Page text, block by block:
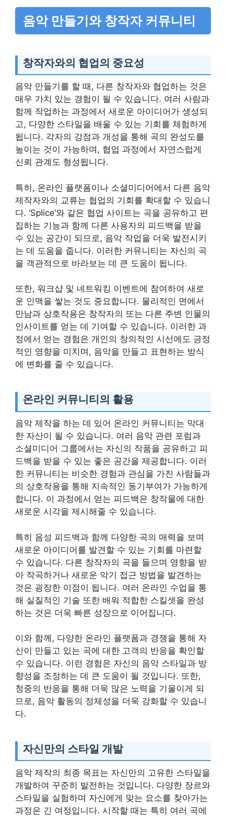
음악 만들기와 창작자 커뮤니티
창작자와의 협업의 중요성
음악 만들기를 할 때, 다른 창작자와 협업하는 것은
매우 가치 있는 경험이 될 수 있습니다. 여러 사람과
함께 작업하는 과정에서 새로운 아이디어가 생성되
고, 다양한 스타일을 배울 수 있는 기회를 체험하게
됩니다. 각자의 강점과 개성을 통해 곡의 완성도를
높이는 것이 가능하며, 협업 과정에서 자연스럽게
신뢰 관계도 형성됩니다.
특히, 온라인 플랫폼이나 소셜미디어에서 다른 음악
제작자와의 교류는 협업의 기회를 확대할 수 있습니
다. ‘Splice’와 같은 협업 사이트는 곡을 공유하고 편
집하는 기능과 함께 다른 사용자의 피드백을 받을
수 있는 공간이 되므로, 음악 작업을 더욱 발전시키
는 데 도움을 줍니다. 이러한 커뮤니티는 자신의 곡
을 객관적으로 바라보는 데 큰 도움이 됩니다.
또한, 워크샵 및 네트워킹 이벤트에 참여하여 새로
운 인맥을 쌓는 것도 중요합니다. 물리적인 면에서
만남과 상호작용은 창작자의 또는 다른 주변 인물의
인사이트를 얻는 데 기여할 수 있습니다. 이러한 과
정에서 얻는 경험은 개인의 창의적인 시선에도 긍정
적인 영향을 미치며, 음악을 만들고 표현하는 방식
에 변화를 줄 수 있습니다.
온라인 커뮤니티의 활용
음악 제작을 하는 데 있어 온라인 커뮤니티는 막대
한 자산이 될 수 있습니다. 여러 음악 관련 포럼과
소셜미디어 그룹에서는 자신의 작품을 공유하고 피
드백을 받을 수 있는 좋은 공간을 제공합니다. 이러
한 커뮤니티는 비슷한 경험과 관심을 가진 사람들과
의 상호작용을 통해 지속적인 동기부여가 가능하게
합니다. 이 과정에서 얻는 피드백은 창작물에 대한
새로운 시각을 제시해줄 수 있습니다.
특히 음성 피드백과 함께 다양한 곡의 매력을 보며
새로운 아이디어를 발견할 수 있는 기회를 마련할
수 있습니다. 다른 창작자의 곡을 들으며 영향을 받
아 작곡하거나 새로운 악기 접근 방법을 발견하는
것은 굉장한 이점이 됩니다. 여러 온라인 수업을 통
해 실질적인 기술 또한 배워 적합한 스킬셋을 완성
하는 것은 더욱 빠른 성장으로 이어집니다.
이와 함께, 다양한 온라인 플랫폼과 경쟁을 통해 자
신이 만들고 있는 곡에 대한 고객의 반응을 확인할
수 있습니다. 이런 경험은 자신의 음악 스타일과 방
향성을 조정하는 데 큰 도움이 될 것입니다. 또한,
청중의 반응을 통해 더욱 많은 노력을 기울이게 되
므로, 음악 활동의 정체성을 더욱 강화할 수 있습니
다.
자신만의 스타일 개발
음악 제작의 최종 목표는 자신만의 고유한 스타일을
개발하여 꾸준히 발전하는 것입니다. 다양한 장르와
스타일을 실험하며 자신에게 맞는 요소를 찾아가는
과정은 긴 여정입니다. 시작할 때는 특히 여러 곡에